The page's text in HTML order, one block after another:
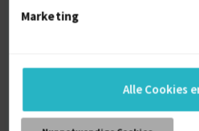
Marketing
Alle Cookies
Über mich
Ich bin Ihr "Chaos Killer" und
(internationales) Projekt-